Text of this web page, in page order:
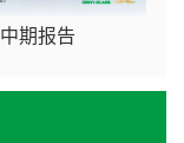
中期报告